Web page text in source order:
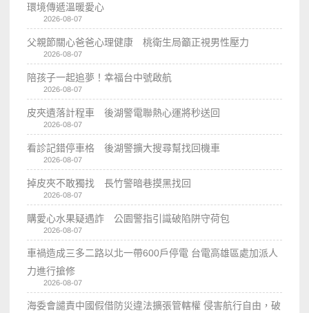
環境傳遞溫暖愛心
2026-08-07
父親節關心爸爸心理健康 桃衛生局籲正視男性壓力
2026-08-07
陪孩子一起追夢！幸福台中號啟航
2026-08-07
皮夾遺落計程車 後湖警電聯熱心運將秒送回
2026-08-07
看診記錯停車格 後湖警擴大搜尋幫找回機車
2026-08-07
掉皮夾不敢獨找 長竹警暗巷摸黑找回
2026-08-07
購愛心水果疑遇詐 公園警指引識破陷阱守荷包
2026-08-07
車禍造成三多二路以北一帶600戶停電 台電高雄區處加派人
力進行搶修
2026-08-07
海委會譴責中國假借防災違法擴張管轄權 侵害航行自由，破